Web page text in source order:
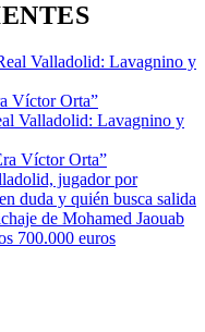
Valladolid: Lavagnino y
Víctor Orta”
Valladolid: Lavagnino y
Víctor Orta”
jugador por
duda y quién busca salida
de Mohamed Jaouab
700.000 euros